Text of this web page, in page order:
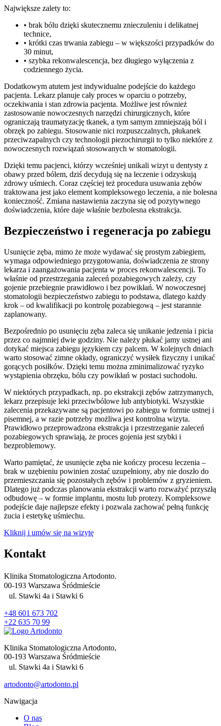
Największe zalety to:
• brak bólu dzięki skutecznemu znieczuleniu i delikatnej
technice,
• krótki czas trwania zabiegu – w większości przypadków do
30 minut,
• szybka rekonwalescencja, bez długiego wyłączenia z
codziennego życia.
Dodatkowym atutem jest indywidualne podejście do każdego
pacjenta. Lekarz planuje cały proces w oparciu o potrzeby,
oczekiwania i stan zdrowia pacjenta. Możliwe jest również
zastosowanie nowoczesnych narzędzi chirurgicznych, które
ograniczają traumatyzację tkanek, a tym samym zmniejszają ból i
obrzęk po zabiegu. Stosowanie nici rozpuszczalnych, płukanek
przeciwzapalnych czy technologii piezochirurgii to tylko niektóre z
nowoczesnych rozwiązań stosowanych w stomatologii.
Dzięki temu pacjenci, którzy wcześniej unikali wizyt u dentysty z
obawy przed bólem, dziś decydują się na leczenie i odzyskują
zdrowy uśmiech. Coraz częściej też procedura usuwania zębów
traktowana jest jako element kompleksowego leczenia, a nie bolesna
konieczność. Zmiana nastawienia zaczyna się od pozytywnego
doświadczenia, które daje właśnie bezbolesna ekstrakcja.
Bezpieczeństwo i regeneracja po zabiegu
Usunięcie zęba, mimo że może wydawać się prostym zabiegiem,
wymaga odpowiedniego przygotowania, doświadczenia ze strony
lekarza i zaangażowania pacjenta w proces rekonwalescencji. To
właśnie od przestrzegania zaleceń pozabiegowych zależy, czy
gojenie przebiegnie prawidłowo i bez powikłań. W nowoczesnej
stomatologii bezpieczeństwo zabiegu to podstawa, dlatego każdy
krok – od kwalifikacji po kontrolę pozabiegową – jest starannie
zaplanowany.
Bezpośrednio po usunięciu zęba zaleca się unikanie jedzenia i picia
przez co najmniej dwie godziny. Nie należy płukać jamy ustnej ani
dotykać miejsca zabiegu językiem czy palcem. W kolejnych dniach
warto stosować zimne okłady, ograniczyć wysiłek fizyczny i unikać
gorących posiłków. Dzięki temu można zminimalizować ryzyko
wystąpienia obrzęku, bólu czy powikłań w postaci suchodołu.
W niektórych przypadkach, np. po ekstrakcji zębów zatrzymanych,
lekarz przepisuje leki przeciwbólowe lub antybiotyki. Wszystkie
zalecenia przekazywane są pacjentowi po zabiegu w formie ustnej i
pisemnej, a w razie potrzeby możliwa jest kontrolna wizyta.
Prawidłowo przeprowadzona ekstrakcja i przestrzeganie zaleceń
pozabiegowych sprawiają, że proces gojenia jest szybki i
bezproblemowy.
Warto pamiętać, że usunięcie zęba nie kończy procesu leczenia –
brak w uzębieniu powinien zostać uzupełniony, aby nie doszło do
przemieszczania się pozostałych zębów i problemów z gryzieniem.
Dlatego już podczas planowania ekstrakcji warto rozważyć przyszłą
odbudowę – w formie implantu, mostu lub protezy. Kompleksowe
podejście daje najlepsze efekty i pozwala zachować pełną funkcję
żucia i estetykę uśmiechu.
Kliknij i umów się na wizytę
Kontakt
Klinika Stomatologiczna Artodonto.
00-193 Warszawa Śródmieście
ul. Stawki 4a i Stawki 6
+48 601 673 702
+22 635 70 99
Klinika Stomatologiczna Artodonto,
00-193 Warszawa Śródmieście
ul. Stawki 4a i Stawki 6
artodonto@artodonto.pl
Nawigacja
O nas